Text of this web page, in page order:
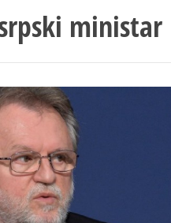
ministar